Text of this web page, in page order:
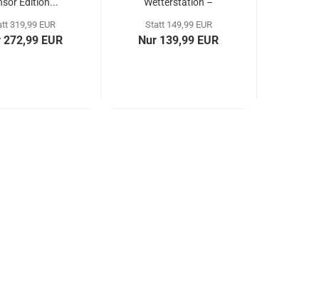
319,99 EUR
272,99 EUR
Statt 149,99 EUR
Nur 139,99 EUR